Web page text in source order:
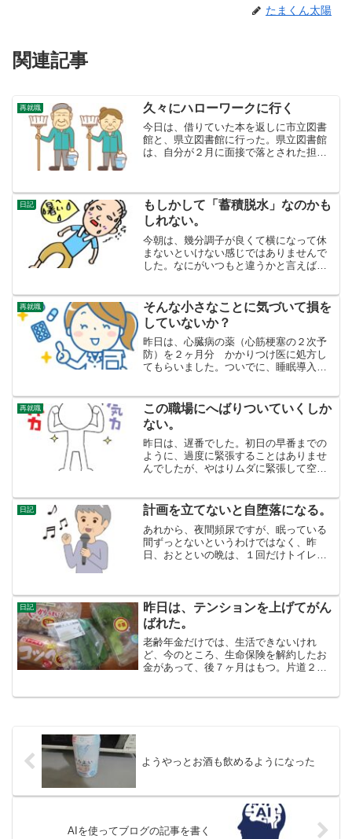
たまくん太陽
関連記事
再就職 久々にハローワークに行く
今日は、借りていた本を返しに市立図書
館と、県立図書館に行った。県立図書館
は、自分が２月に面接で落とされた担当
管理の仕事だったけれど、採用された人
に会う度に、若い女性で、自...
日記
もしかして「蓄積脱水」なのかも
しれない。
今朝は、幾分調子が良くて横になって休
まないといけない感じではありませんで
した。なにがいつもと違うかと言えば、
寝る前３時間タイマーつけています。７
時間寝るとすると４時間は...
再就職
そんな小さなことに気づいて損を
していないか？
昨日は、心臓病の薬（心筋梗塞の２次予
防）を２ヶ月分 かかりつけ医に処方し
てもらいました。ついでに、睡眠導入剤
障が発病しないか、怖くて飲みませんで
した。」と言うと、ドクター...
再就職
この職場にへばりついていくしか
ない。
昨日は、遅番でした。初日の早番までの
ように、過度に緊張することはありませ
んでしたが、やはりムダに緊張して空回
を流す元気がありました。体自体は、2ヶ
月半でやっと慣れて来た...
日記 計画を立てないと自堕落になる。
あれから、夜間頻尿ですが、眠っている
間ずっとないというわけではなく、昨
日、おとといの晩は、１回だけトイレで
イレで起きるということです。...
日記
昨日は、テンションを上げてがん
ばれた。
老齢年金だけでは、生活できないけれ
ど、今のところ、生命保険を解約したお
金があって、後７ヶ月はもつ。片道２キ
ようやっとお酒も飲めるようになった
AIを使ってブログの記事を書く